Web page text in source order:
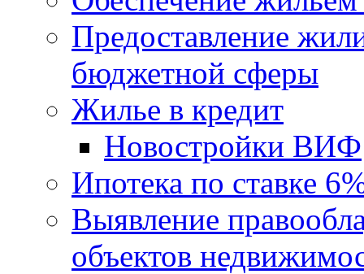
Предоставление
бюджетной сферы
Жилье в кредит
Новостройки ВИФ
Ипотека по ставке
Выявление
объектов